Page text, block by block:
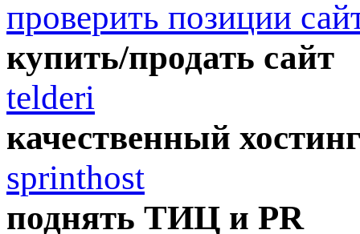
проверить позиции
купить/продать сайт
telderi
качественный
sprinthost
поднять ТИЦ и PR